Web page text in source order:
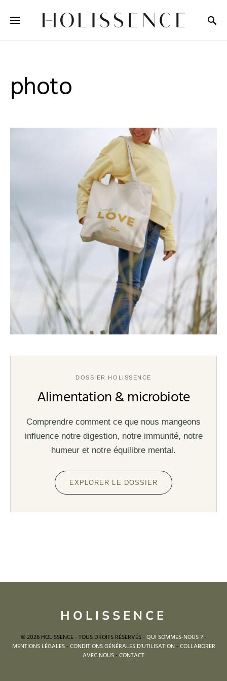
photo
DOSSIER HOLISSENCE
Alimentation & microbiote
Comprendre comment ce que nous mangeons
influence notre digestion, notre immunité, notre
humeur et notre équilibre mental.
EXPLORER LE DOSSIER
HOLISSENCE
© 2026 HOLISSENCE - TOUS DROITS RÉSERVÉS -QUI SOMMES-NOUS ?-
MENTIONS LÉGALES-CONDITIONS GÉNÉRALES D'UTILISATION-COLLABORER
AVEC NOUS-CONTACT